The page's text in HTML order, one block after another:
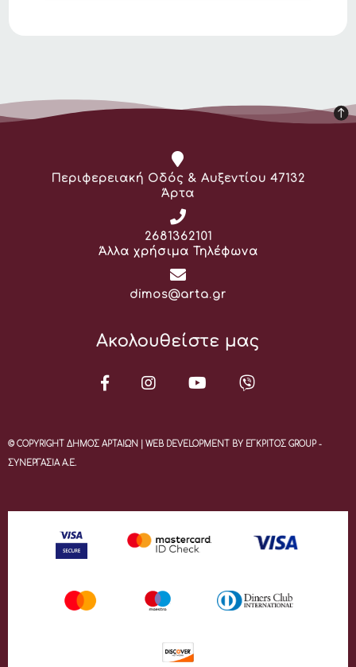
Διεύθυνση:
Περιφερειακή Οδός & Αυξεντίου 47132
Άρτα
Τηλέφωνο:
2681362101
Άλλα χρήσιμα Τηλέφωνα
Email:
dimos@arta.gr
Ακολουθείστε μας
© COPYRIGHT ΔΗΜΟΣ ΑΡΤΑΙΩΝ | WEB DEVELOPMENT BY ΕΓΚΡΙΤΟΣ GROUP -
ΣΥΝΕΡΓΑΣΙΑ Α.Ε.